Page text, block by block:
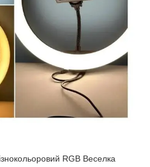
RGB Веселка